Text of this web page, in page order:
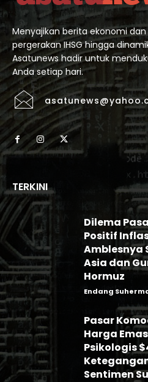
Menyajikan berita ekonomi
pergerakan IHSG hingga
Asatunews hadir untuk
Anda setiap hari.
TERKINI
Dilema
Positif
Amblesnya
Asia dan
Hormuz
Endang
Pasar
Harga
Psikologis
Sentimen